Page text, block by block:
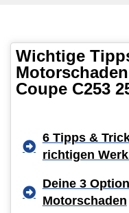
Wichtige
Coupe C253
6 Tipps &
richtigen
Deine 3
Motorschaden